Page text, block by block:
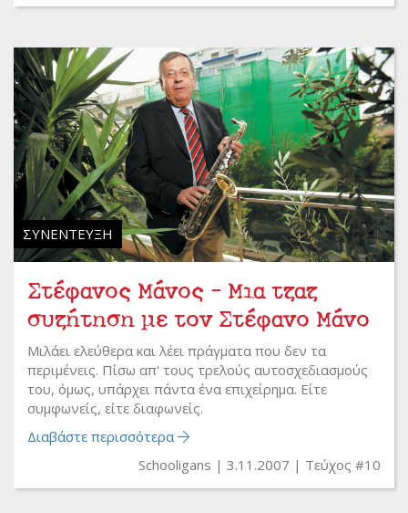
ΣΥΝΈΝΤΕΥΞΗ
Στέφανος Μάνος - Μια τζαζ
συζήτηση με τον Στέφανο Μάνο
Μιλάει ελεύθερα και λέει πράγματα που δεν τα
περιμένεις. Πίσω απ' τους τρελούς αυτοσχεδιασμούς
του, όμως, υπάρχει πάντα ένα επιχείρημα. Είτε
συμφωνείς, είτε διαφωνείς.
Διαβάστε περισσότερα
Schooligans
3.11.2007 Τεύχος #10